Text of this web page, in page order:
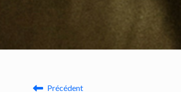
Précédent